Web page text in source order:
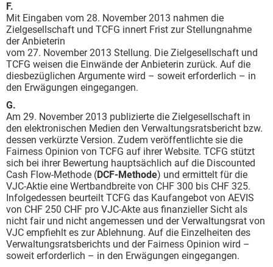
F.
Mit Eingaben vom 28. November 2013 nahmen die
Zielgesellschaft und TCFG innert Frist zur Stellungnahme
der Anbieterin
vom 27. November 2013 Stellung. Die Zielgesellschaft und
TCFG weisen die Einwände der Anbieterin zurück. Auf die
diesbezüglichen Argumente wird – soweit erforderlich – in
den Erwägungen eingegangen.
G.
Am 29. November 2013 publizierte die Zielgesellschaft in
den elektronischen Medien den Verwaltungsratsbericht bzw.
dessen verkürzte Version. Zudem veröffentlichte sie die
Fairness Opinion von TCFG auf ihrer Website. TCFG stützt
sich bei ihrer Bewertung hauptsächlich auf die Discounted
Cash Flow-Methode (DCF-Methode) und ermittelt für die
VJC-Aktie eine Wertbandbreite von CHF 300 bis CHF 325.
Infolgedessen beurteilt TCFG das Kaufangebot von AEVIS
von CHF 250 CHF pro VJC-Akte aus finanzieller Sicht als
nicht fair und nicht angemessen und der Verwaltungsrat von
VJC empfiehlt es zur Ablehnung. Auf die Einzelheiten des
Verwaltungsratsberichts und der Fairness Opinion wird –
soweit erforderlich – in den Erwägungen eingegangen.